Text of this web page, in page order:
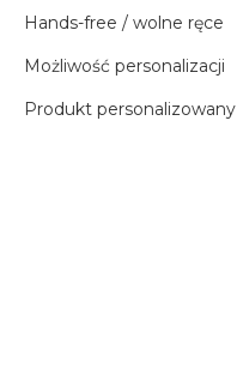
Hands-free / wolne ręce
Możliwość personalizacji
Produkt personalizowany